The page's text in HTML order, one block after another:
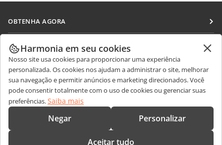
OBTENHA AGORA
Docs
DocSpace
Workspace
Conectores
Aplicativos para desktop
Aplicativos móveis
COLABORAR
Para colaboradores
Para tradutores
Para influenciadores
Vagas
RECEBA NOTÍCIAS
Blog
OBTER AJUDA
Fórum
Cursos de treinamento
CONTATE-NOS
Perguntas sobre vendas
sales@onlyoffice.com
Harmonia em seu cookies
Nosso site usa cookies para proporcionar uma experiência
personalizada. Os cookies nos ajudam a administrar o site, melhorar
sua navegação e permitir anúncios e marketing direcionados. Você
pode consentir totalmente com o uso de cookies ou gerenciar suas
preferências.Saiba mais
Negar Personalizar
Aceitar tudo